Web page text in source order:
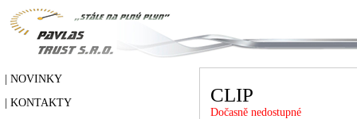
| NOVINKY
| KONTAKTY
CLIP
Dočasně nedostupné